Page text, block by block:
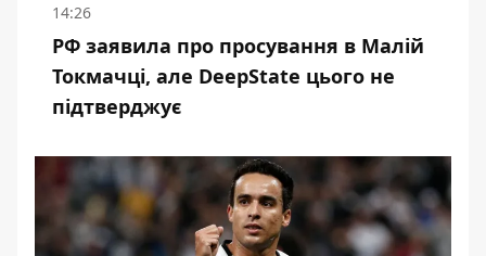
14:26
РФ заявила про просування в Малій
Токмачці, але DeepState цього не
підтверджує